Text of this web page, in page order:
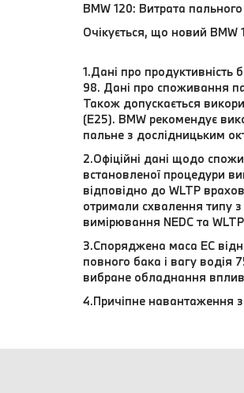
BMW 120: Витрата
Очікується, що новий BMW
1.Дані про
98. Дані про споживання
Також допускається
(E25). BMW рекомендує
пальне з дослідницьким
2.Офіційні дані щодо
встановленої процедури
відповідно до WLTP
отримали схвалення типу з
вимірювання NEDC та
3.Споряджена маса EC
повного бака і вагу
вибране обладнання
4.Причіпне навантаження